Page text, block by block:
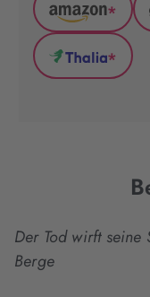
Amazon
(wird
in
neuem
*
Thalia
*
Der Tod wirft
Berge